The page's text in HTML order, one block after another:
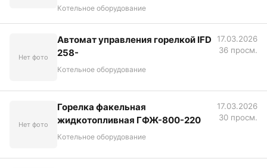
Котельное оборудование
Нет фото
Автомат управления горелкой IFD
258-
Котельное оборудование
17.03.2026
36 просм.
Нет фото
Горелка факельная
жидкотопливная ГФЖ-800-220
Котельное оборудование
17.03.2026
30 просм.